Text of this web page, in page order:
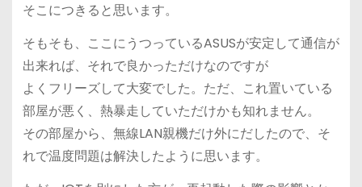
そこにつきると思います。
そもそも、ここにうつっているASUSが安定して通信が
出来れば、それで良かっただけなのですが
よくフリーズして大変でした。ただ、これ置いている
部屋が悪く、熱暴走していただけかも知れません。
その部屋から、無線LAN親機だけ外にだしたので、そ
れで温度問題は解決したように思います。